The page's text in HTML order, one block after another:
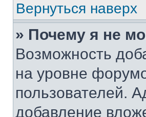
Вернуться наверх
» Почему я не
Возможность
на уровне
пользователей.
добавление